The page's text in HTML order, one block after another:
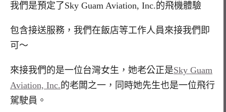
我們是預定了Sky Guam Aviation, Inc.的飛機體驗
包含接送服務，我們在飯店等工作人員來接我們即
可～
來接我們的是一位台灣女生，她老公正是Sky Guam
Aviation, Inc.的老闆之一，同時她先生也是一位飛行
駕駛員。